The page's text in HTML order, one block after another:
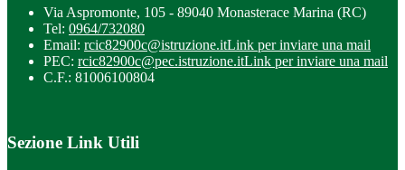
Via Aspromonte, 105 - 89040 Monasterace Marina (RC)
Tel: 0964/732080
Email: rcic82900c@istruzione.itLink per inviare una mail
PEC: rcic82900c@pec.istruzione.itLink per inviare una mail
C.F.: 81006100804
Sezione Link Utili